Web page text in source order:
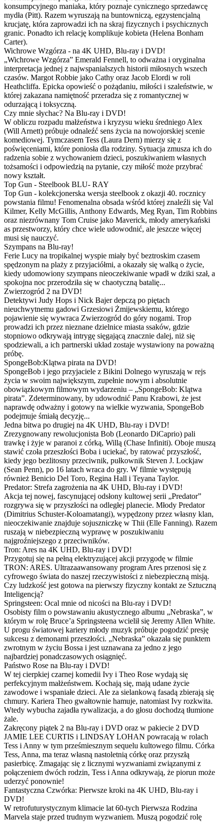
konsumpcyjnego maniaka, który poznaje cynicznego sprzedawcę
mydła (Pitt). Razem wyruszają na buntowniczą, egzystencjalną
krucjatę, która zaprowadzi ich na skraj fizycznych i psychicznych
granic. Ponadto ich relację komplikuje kobieta (Helena Bonham
Carter).
Wichrowe Wzgórza - na 4K UHD, Blu-ray i DVD!
„Wichrowe Wzgórza” Emerald Fennell, to odważna i oryginalna
interpretacja jednej z najwspanialszych historii miłosnych wszech
czasów. Margot Robbie jako Cathy oraz Jacob Elordi w roli
Heathcliffa. Epicka opowieść o pożądaniu, miłości i szaleństwie, w
której zakazana namiętność przeradza się z romantycznej w
odurzającą i toksyczną.
Czy mnie słychac? Na Blu-ray i DVD!
W obliczu rozpadu małżeństwa i kryzysu wieku średniego Alex
(Will Arnett) próbuje odnaleźć sens życia na nowojorskiej scenie
komediowej. Tymczasem Tess (Laura Dern) mierzy się z
poświęceniami, które poniosła dla rodziny. Sytuacja zmusza ich do
radzenia sobie z wychowaniem dzieci, poszukiwaniem własnych
tożsamości i odpowiedzią na pytanie, czy miłość może przybrać
nowy kształt.
Top Gun - Steelbook BLU- RAY
Top Gun - kolekcjonerska wersja steelbook z okazji 40. rocznicy
powstania filmu! Fenomenalna obsada wśród której znaleźli się Val
Kilmer, Kelly McGillis, Anthony Edwards, Meg Ryan, Tim Robbins
oraz niezrównany Tom Cruise jako Maverick, młody amerykański
as przestworzy, który chce wiele udowodnić, ale jeszcze więcej
musi się nauczyć.
Szympans na Blu-ray!
Ferie Lucy na tropikalnej wyspie miały być beztroskim czasem
spędzonym na plaży z przyjaciółmi, a okazały się walką o życie,
kiedy udomowiony szympans nieoczekiwanie wpadł w dziki szał, a
spokojna noc przerodziła się w chaotyczną batalię...
Zwierzogród 2 na DVD!
Detektywi Judy Hops i Nick Bajer depczą po piętach
nieuchwytnemu gadowi Grzesiowi Żmijewskiemu, którego
pojawienie się wywraca Zwierzogród do góry nogami. Trop
prowadzi ich przez nieznane dzielnice miasta ssaków, gdzie
stopniowo odkrywają intrygę sięgającą znacznie dalej, niż się
spodziewali, a ich partnerski układ zostaje wystawiony na poważną
próbę.
SpongeBob:Klątwa pirata na DVD!
SpongeBob i jego przyjaciele z Bikini Dolnego wyruszają w rejs
życia w swoim największym, zupełnie nowym i absolutnie
obowiązkowym filmowym wydarzeniu – „SpongeBob: Klątwa
pirata”. Zdeterminowany, by udowodnić Panu Krabowi, że jest
naprawdę odważny i gotowy na wielkie wyzwania, SpongeBob
podejmuje śmiałą decyzję...
Jedna bitwa po drugiej na 4K UHD, Blu-ray i DVD!
Zrezygnowany rewolucjonista Bob (Leonardo DiCaprio) pali
trawkę i żyje w paranoi z córką, Willą (Chase Infiniti). Oboje muszą
stawić czoła przeszłości Boba i uciekać, by ratować przyszłość,
kiedy jego bezlitosny przeciwnik, pułkownik Steven J. Lockjaw
(Sean Penn), po 16 latach wraca do gry. W filmie występują
również Benicio Del Toro, Regina Hall i Teyana Taylor.
Predator: Strefa zagrożenia na 4K UHD, Blu-ray i DVD!
Akcja tej nowej, fascynującej odsłony kultowej serii „Predator”
rozgrywa się w przyszłości na odległej planecie. Młody Predator
(Dimitrius Schuster-Koloamatangi), wypędzony przez własny klan,
nieoczekiwanie znajduje sojuszniczkę w Thii (Elle Fanning). Razem
ruszają w niebezpieczną wyprawę w poszukiwaniu
najgroźniejszego z przeciwników.
Tron: Ares na 4K UHD, Blu-ray i DVD!
Przygotuj się na pełną elektryzującej akcji przygodę w filmie
TRON: ARES. Ultrazaawansowany program Ares przenosi się z
cyfrowego świata do naszej rzeczywistości z niebezpieczną misją.
Czy ludzkość jest gotowa na pierwszy fizyczny kontakt ze Sztuczną
Inteligencją?
Springsteen: Ocal mnie od nicości na Blu-ray i DVD!
Osobisty film o powstawaniu akustycznego albumu „Nebraska”, w
którym w rolę Bruce’a Springsteena wcielił się Jeremy Allen White.
U progu światowej kariery młody muzyk próbuje pogodzić presję
sukcesu z demonami przeszłości. „Nebraska” okazała się punktem
zwrotnym w życiu Bossa i jest uznawana za jedno z jego
najbardziej ponadczasowych osiągnięć.
Państwo Rose na Blu-ray i DVD!
W tej cierpkiej czarnej komedii Ivy i Theo Rose wydają się
perfekcyjnym małżeństwem. Kochają się, mają udane życie
zawodowe i wspaniałe dzieci. Ale za sielankową fasadą zbierają się
chmury. Kariera Theo gwałtownie hamuje, natomiast Ivy rozkwita.
Wtedy wybucha zajadła rywalizacja, a do głosu dochodzą tłumione
żale.
Zakręcony piątek 2 na Blu-ray i DVD oraz w pakiecie 2 DVD
JAMIE LEE CURTIS i LINDSAY LOHAN powracają w rolach
Tess i Anny w tym prześmiesznym sequelu kultowego filmu. Córka
Tess, Anna, ma teraz własną nastoletnią córkę oraz przyszłą
pasierbicę. Zmagając się z licznymi wyzwaniami związanymi z
połączeniem dwóch rodzin, Tess i Anna odkrywają, że piorun może
uderzyć ponownie!
Fantastyczna Czwórka: Pierwsze kroki na 4K UHD, Blu-ray i
DVD!
W retrofuturystycznym klimacie lat 60-tych Pierwsza Rodzina
Marvela staje przed trudnym wyzwaniem. Muszą pogodzić rolę